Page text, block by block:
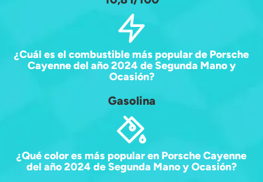
¿Cuál es el combustible más popular de Porsche
Cayenne del año 2024 de Segunda Mano y
Ocasión?
Gasolina
¿Qué color es más popular en Porsche Cayenne
del año 2024 de Segunda Mano y Ocasión?